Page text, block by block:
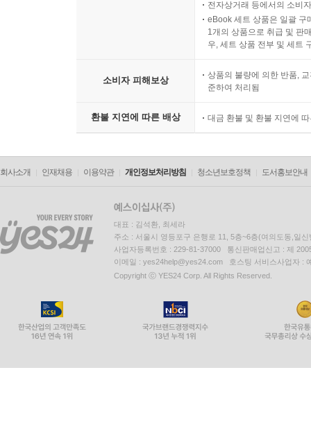
전자상거래 등에서의 소비
eBook 세트 상품은 일괄 구
1개의 상품으로 취급 및 판
우, 세트 상품 전부 및 세트
소비자 피해보상
상품의 불량에 의한 반품,
준하여 처리됨
환불 지연에 따른 배상 대금 환불 및 환불 지연에
회사소개 인재채용 이용약관 개인정보처리방침 청소년보호정책 도서홍보안내
대표 : 김석환, 최세라
주소 : 서울시 영등포구 은행로 11, 5층~6층(여의도동,일신
사업자등록번호 : 229-81-37000 통신판매업신고 : 제
이메일 : yes24help@yes24.com 호스팅 서비스사업자 :
Copyright ⓒ YES24 Corp. All Rights Reserved.